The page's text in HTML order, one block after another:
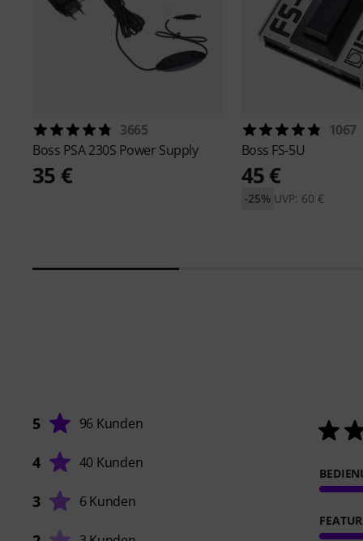
3665
Boss PSA 230S Power Supply
35 €
1067
Boss FS-5U
45 €
UVP: 60 €
-25%
5 96 Kunden
4 40 Kunden
3 6 Kunden